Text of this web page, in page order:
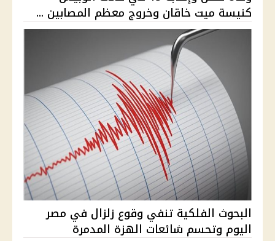
كنيسة ميت خاقان وخروج معظم المصابين ...
البحوث الفلكية تنفي وقوع زلزال في مصر
اليوم وتحسم شائعات الهزة المدمرة